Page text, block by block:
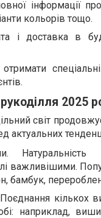
інформації
кольорів тощо.
і доставка в
2025
світ
актуальних
Натуральність
важливішими.
бамбук,
кількох
наприклад,